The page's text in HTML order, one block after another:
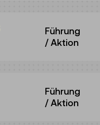
Führung
/ Aktion
Führung
/ Aktion